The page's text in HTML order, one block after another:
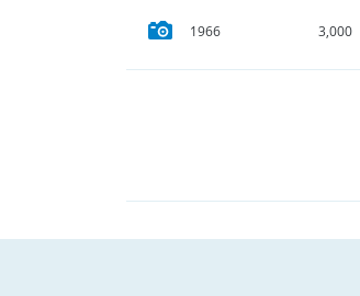
1966 3,000